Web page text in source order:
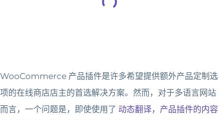
WooCommerce 产品插件是许多希望提供额外产品定制选
项的在线商店店主的首选解决方案。然而，对于多语言网站
而言，一个问题是，即使使用了 动态翻译，产品插件的内容